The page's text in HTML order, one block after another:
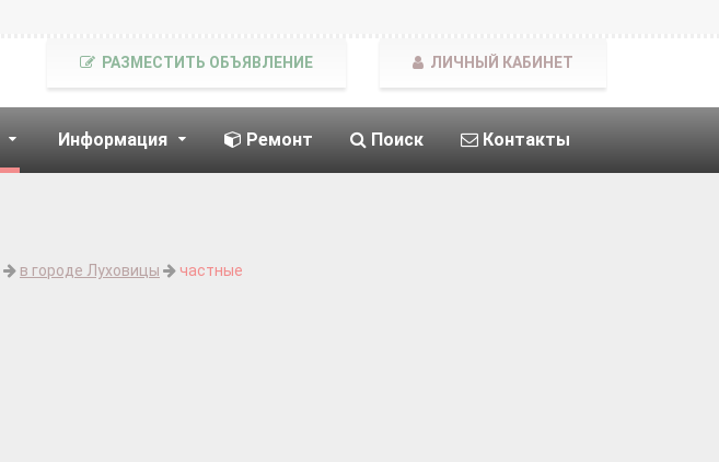
Информация Ремонт Поиск Контакты
РАЗМЕСТИТЬ ОБЪЯВЛЕНИЕ ЛИЧНЫЙ КАБИНЕТ
в городе Луховицы
частные